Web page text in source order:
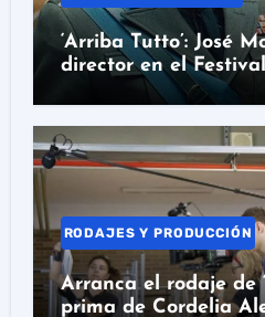
‘Arriba Tutto’: José
director en el
Sebastián
RODAJES Y PRODUCCIÓN
Arranca el rodaje de
prima de Cordelia